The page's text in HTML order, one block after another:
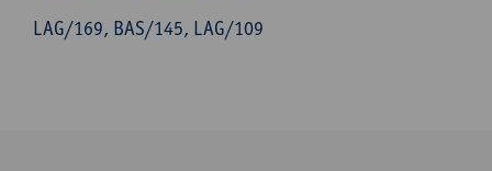
LAG/169, BAS/145, LAG/109